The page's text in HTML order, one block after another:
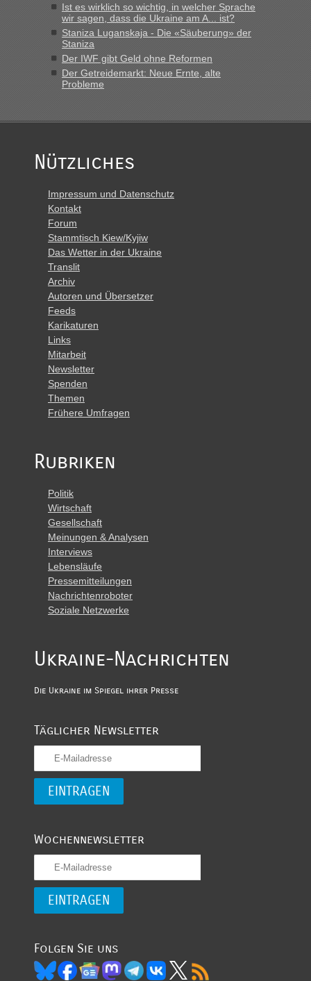
„Derzeit, ist es überall sehr voll an den Grenzen Ukraine/
Polen. Zb. Krakovets 100 PKW ca. 10 h Wartezeit. Wollen
Montag rüber, versuchen es sehr früh.“
Ist es wirklich so wichtig, in welcher Sprache
wir sagen, dass die Ukraine am A... ist?
Staniza Luganskaja - Die «Säuberung» der
Staniza
Der IWF gibt Geld ohne Reformen
Der Getreidemarkt: Neue Ernte, alte
Probleme
Nützliches
Impressum und Datenschutz
Kontakt
Forum
Stammtisch Kiew/Kyjiw
Das Wetter in der Ukraine
Translit
Archiv
Autoren und Übersetzer
Feeds
Karikaturen
Links
Mitarbeit
Newsletter
Spenden
Themen
Frühere Umfragen
Rubriken
Politik
Wirtschaft
Gesellschaft
Meinungen & Analysen
Interviews
Lebensläufe
Pressemitteilungen
Nachrichtenroboter
Soziale Netzwerke
Ukraine-Nachrichten
Die Ukraine im Spiegel ihrer Presse
Täglicher Newsletter
Wochennewsletter
Folgen Sie uns